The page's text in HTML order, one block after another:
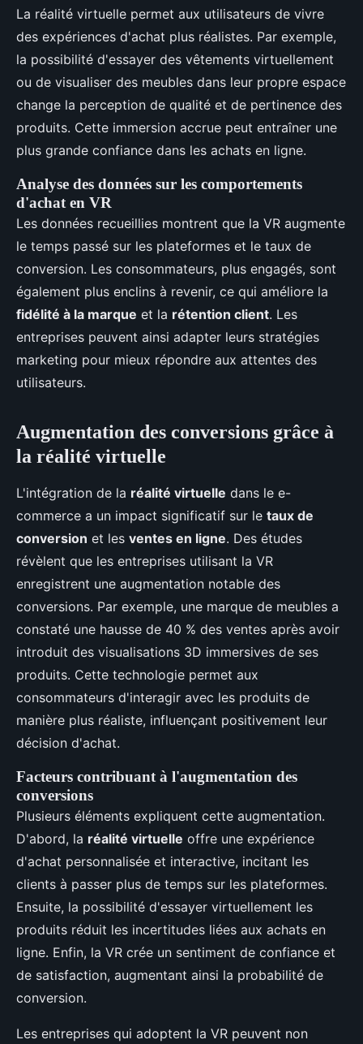
La réalité virtuelle permet aux utilisateurs de vivre
des expériences d'achat plus réalistes. Par exemple,
la possibilité d'essayer des vêtements virtuellement
ou de visualiser des meubles dans leur propre espace
change la perception de qualité et de pertinence des
produits. Cette immersion accrue peut entraîner une
plus grande confiance dans les achats en ligne.
Analyse des données sur les comportements
d'achat en VR
Les données recueillies montrent que la VR augmente
le temps passé sur les plateformes et le taux de
conversion. Les consommateurs, plus engagés, sont
également plus enclins à revenir, ce qui améliore la
fidélité à la marque et la rétention client. Les
entreprises peuvent ainsi adapter leurs stratégies
marketing pour mieux répondre aux attentes des
utilisateurs.
Augmentation des conversions grâce à
la réalité virtuelle
L'intégration de la réalité virtuelle dans le e-
commerce a un impact significatif sur le taux de
conversion et les ventes en ligne. Des études
révèlent que les entreprises utilisant la VR
enregistrent une augmentation notable des
conversions. Par exemple, une marque de meubles a
constaté une hausse de 40 % des ventes après avoir
introduit des visualisations 3D immersives de ses
produits. Cette technologie permet aux
consommateurs d'interagir avec les produits de
manière plus réaliste, influençant positivement leur
décision d'achat.
Facteurs contribuant à l'augmentation des
conversions
Plusieurs éléments expliquent cette augmentation.
D'abord, la réalité virtuelle offre une expérience
d'achat personnalisée et interactive, incitant les
clients à passer plus de temps sur les plateformes.
Ensuite, la possibilité d'essayer virtuellement les
produits réduit les incertitudes liées aux achats en
ligne. Enfin, la VR crée un sentiment de confiance et
de satisfaction, augmentant ainsi la probabilité de
conversion.
Les entreprises qui adoptent la VR peuvent non